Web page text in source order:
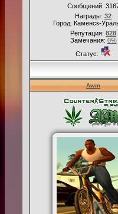
Сообщений:
Награды: 32
Город: Каменск-
Репутация: 828
Замечания: 0%
Статус:
Awm